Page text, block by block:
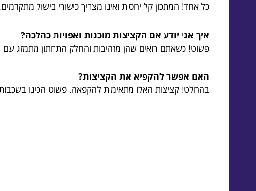
כל אחד! המתכון קל יחסית ואינו מצריך כישורי בישול
איך אני יודע אם הקציצות מוכנות ואפויות כהלכה?
פשוט! כשאתם רואים שהן מזהיבות והחלק התחתון מתמזג עם
האם אפשר להקפיא את הקציצות?
בהחלט! קציצות האלו מתאימות להקפאה. פשוט הכינו